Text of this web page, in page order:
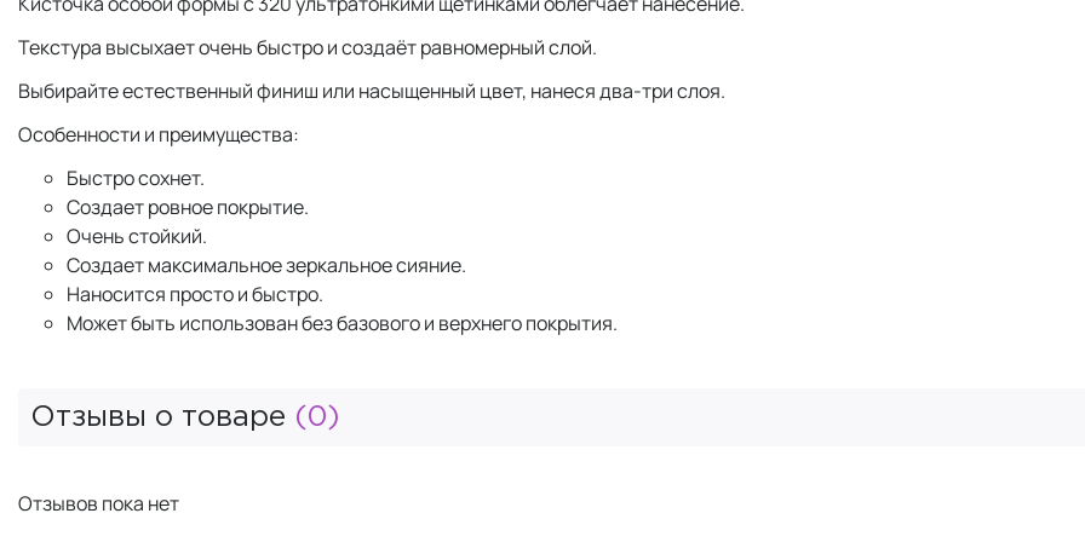
Текстура высыхает очень быстро и создаёт равномерный слой.
Выбирайте естественный финиш или насыщенный цвет, нанеся два-три слоя.
Особенности и преимущества:
Быстро сохнет.
Создает ровное покрытие.
Очень стойкий.
Создает максимальное зеркальное сияние.
Наносится просто и быстро.
Может быть использован без базового и верхнего покрытия.
Отзывы о товаре (0)
Отзывов пока нет